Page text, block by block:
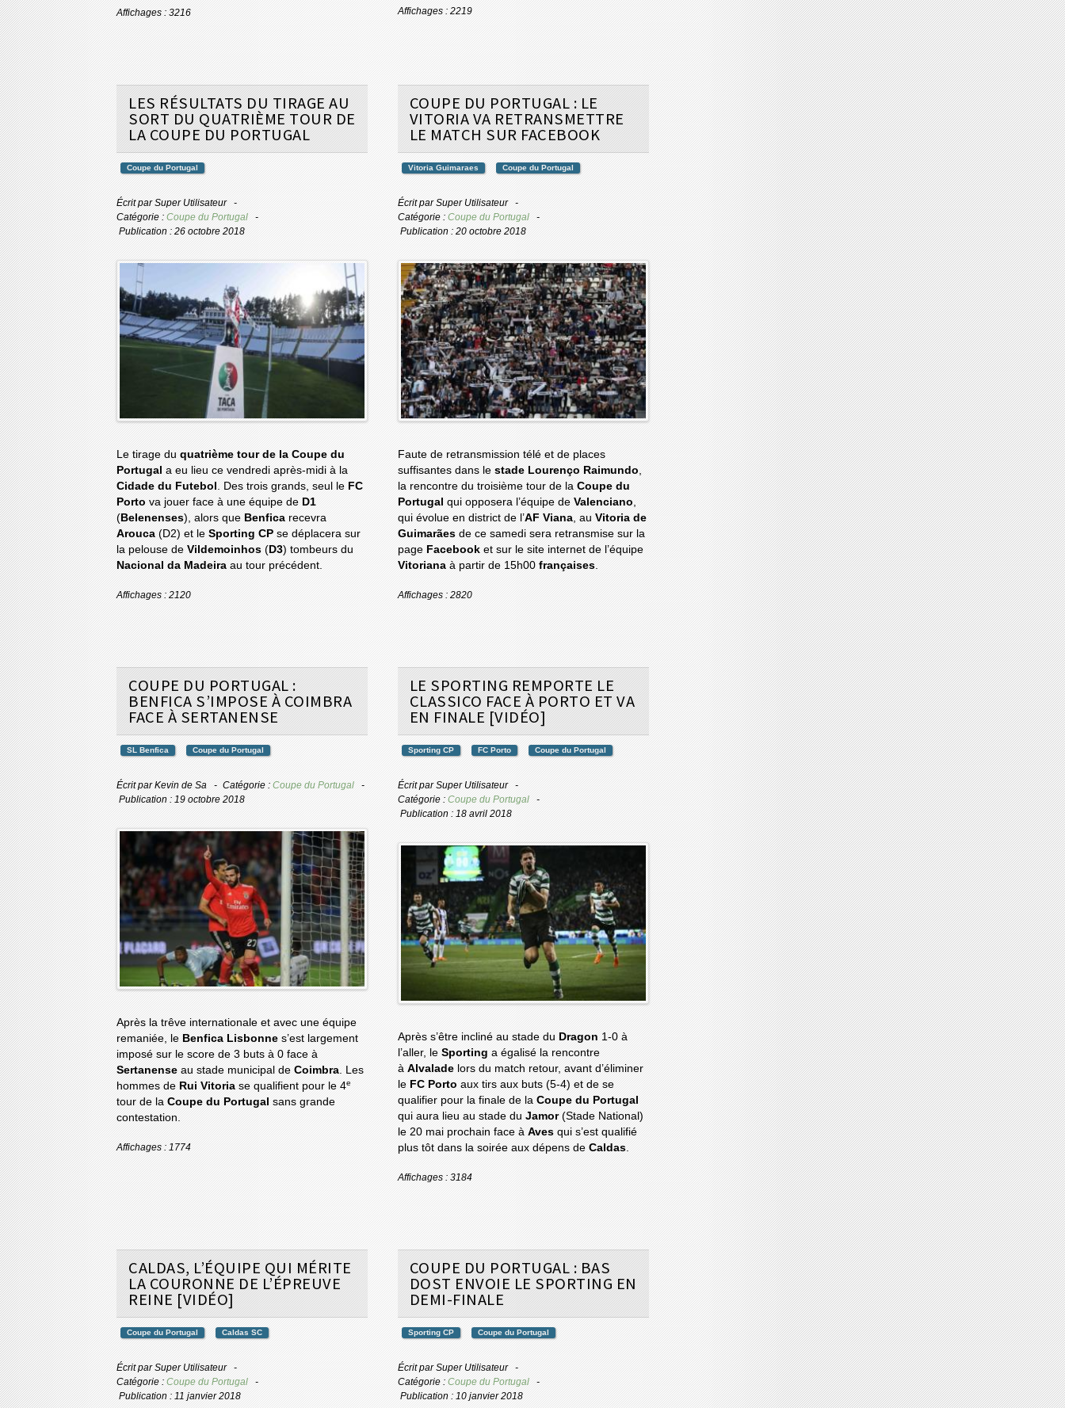
Affichages : 3216 Affichages : 2219
LES RÉSULTATS DU TIRAGE AU
SORT DU QUATRIÈME TOUR DE
LA COUPE DU PORTUGAL
Coupe du Portugal
Écrit parSuper Utilisateur
Catégorie : Coupe du Portugal
Publication : 26 octobre 2018
Le tirage du quatrième tour de la Coupe du
Portugal a eu lieu ce vendredi après-midi à la
Cidade du Futebol
. Des trois grands, seul le FC
Porto va jouer face à une équipe de D1
( Belenenses), alors que Benfica recevra
Arouca (D2) et le Sporting CP se déplacera sur
la pelouse de Vildemoinhos ( D3) tombeurs du
Nacional da Madeira au tour précédent.
Affichages : 2120
COUPE DU PORTUGAL : LE
VITORIA VA RETRANSMETTRE
LE MATCH SUR FACEBOOK
Vitoria Guimaraes Coupe du Portugal
Écrit parSuper Utilisateur
Catégorie : Coupe du Portugal
Publication : 20 octobre 2018
Faute de retransmission télé et de places
suffisantes dans le stade Lourenço Raimundo
la rencontre du troisième tour de la Coupe du
Portugal qui opposera l’équipe de Valenciano
qui évolue en district de l’AF Viana, au Vitoria de
Guimarãesde ce samedi sera retransmise sur la
page Facebook et sur le site internet de l’équipe
Vitoriana à partir de 15h00 françaises.
Affichages : 2820
COUPE DU PORTUGAL :
BENFICA S’IMPOSE À COIMBRA
FACE À SERTANENSE
SL Benfica Coupe du Portugal
Écrit parKevin de Sa Catégorie : Coupe du Portugal
Publication : 19 octobre 2018
Après la trêve internationale et avec une équipe
remaniée, le Benfica Lisbonne s’est largement
imposé sur le score de 3 buts à 0 face à
Sertanense au stade municipal de Coimbra. Les
hommes de Rui Vitoria se qualifient pour le 4e
tour de la Coupe du Portugal sans grande
contestation.
Affichages : 1774
LE SPORTING REMPORTE LE
CLASSICO FACE À PORTO ET VA
EN FINALE [VIDÉO]
Sporting CP FC Porto Coupe du Portugal
Écrit parSuper Utilisateur
Catégorie : Coupe du Portugal
Publication : 18 avril 2018
Après s’être incliné au stade du Dragon 1-0 à
l’aller, le Sporting a égalisé la rencontre
à Alvaladelors du match retour, avant d’éliminer
le FC Porto aux tirs aux buts (5-4) et de se
qualifier pour la finale de la Coupe du Portugal
qui aura lieu au stade du Jamor (Stade National)
le 20 mai prochain face à Aves qui s’est qualifié
plus tôt dans la soirée aux dépens de Caldas.
Affichages : 3184
CALDAS, L’ÉQUIPE QUI MÉRITE
LA COURONNE DE L’ÉPREUVE
REINE [VIDÉO]
Coupe du Portugal Caldas SC
Écrit parSuper Utilisateur
Catégorie : Coupe du Portugal
Publication : 11 janvier 2018
COUPE DU PORTUGAL : BAS
DOST ENVOIE LE SPORTING EN
DEMI-FINALE
Sporting CP Coupe du Portugal
Écrit parSuper Utilisateur
Catégorie : Coupe du Portugal
Publication : 10 janvier 2018